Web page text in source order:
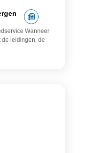
Wanneer
de leidingen, de